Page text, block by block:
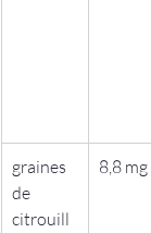
graines
de
citrouill
8,8 mg